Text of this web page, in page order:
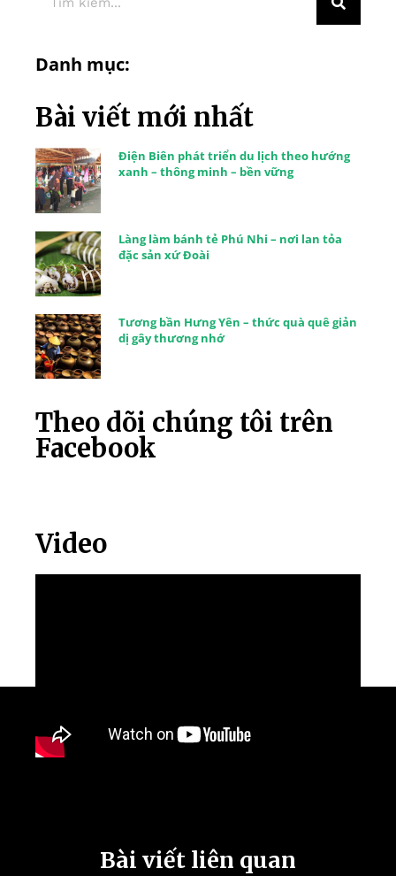
Danh mục:
Bài viết mới nhất
Điện Biên phát triển du lịch theo hướng
xanh – thông minh – bền vững
Làng làm bánh tẻ Phú Nhi – nơi lan tỏa
đặc sản xứ Đoài
Tương bần Hưng Yên – thức quà quê giản
dị gây thương nhớ
Theo dõi chúng tôi trên
Facebook
Video
Bài viết liên quan